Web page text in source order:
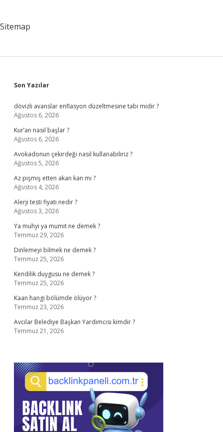
Sitemap
Sidebar
Son Yazılar
dövizli avanslar enflasyon düzeltmesine tabi midir ?
Ağustos 6, 2026
Kur’an nasıl başlar ?
Ağustos 6, 2026
Avokadonun çekirdeği nasıl kullanabiliriz ?
Ağustos 5, 2026
Az pişmiş etten akan kan mı ?
Ağustos 4, 2026
Alerji testi fiyatı nedir ?
Ağustos 3, 2026
Ya muhyi ya mumit ne demek ?
Temmuz 29, 2026
Dinlemeyi bilmek ne demek ?
Temmuz 25, 2026
Kendilik duygusu ne demek ?
Temmuz 25, 2026
Kaan hangi bölümde ölüyor ?
Temmuz 23, 2026
Avcılar Belediye Başkan Yardımcısı kimdir ?
Temmuz 21, 2026